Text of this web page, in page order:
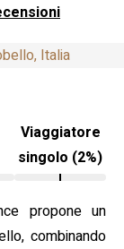
Italia
Viaggiatore
singolo (2%)
propone un
combinando